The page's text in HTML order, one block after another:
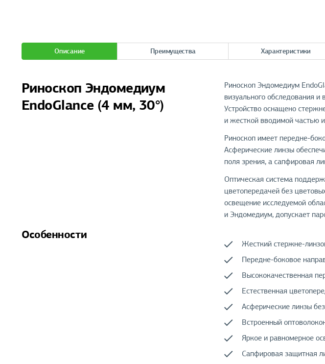
Описание Преимущества Характеристики
Риноскоп Эндомедиум
EndoGlance (4 мм, 30°)
Риноскоп Эндомедиум
визуального обследования и
Устройство оснащено
и жесткой вводимой частью
Риноскоп имеет передне-
Асферические линзы
поля зрения, а сапфировая
Оптическая система
цветопередачей без
освещение исследуемой
и Эндомедиум, допускает
Особенности
Жесткий стержне-
Передне-боковое
Высококачественная
Естественная
Асферические линзы
Встроенный
Яркое и равномерное
Сапфировая защитная